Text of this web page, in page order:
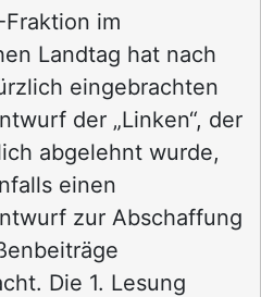
Fraktion im
Landtag hat nach
eingebrachten
der „Linken“, der
abgelehnt wurde,
einen
zur Abschaffung
Die 1. Lesung